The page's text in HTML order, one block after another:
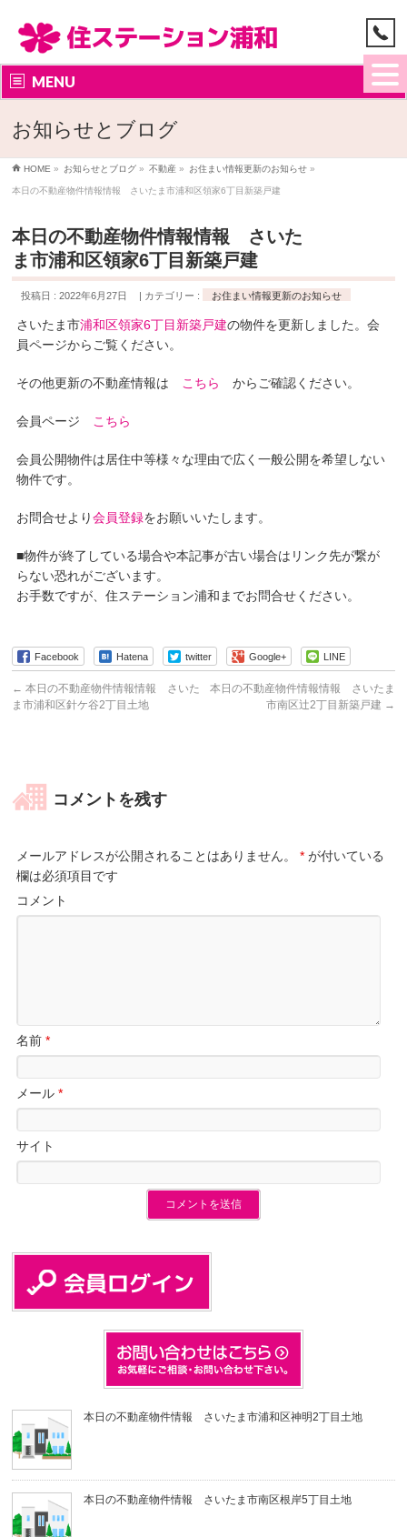
MENU
お知らせとブログ
HOME » お知らせとブログ » 不動産 » お住まい情報更新のお知らせ »
本日の不動産物件情報情報 さいたま市浦和区領家6丁目新築戸建
本日の不動産物件情報情報 さいた
ま市浦和区領家6丁目新築戸建
投稿日 : 2022年6月27日 カテゴリー : お住まい情報更新のお知らせ
さいたま市浦和区領家6丁目新築戸建の物件を更新しました。会
員ページからご覧ください。
その他更新の不動産情報は こちら からご確認ください。
会員ページ こちら
会員公開物件は居住中等様々な理由で広く一般公開を希望しない
物件です。
お問合せより会員登録をお願いいたします。
■物件が終了している場合や本記事が古い場合はリンク先が繋が
らない恐れがございます。
お手数ですが、住ステーション浦和までお問合せください。
Facebook Hatena twitter Google+ LINE
← 本日の不動産物件情報情報 さいた
ま市浦和区針ケ谷2丁目土地
本日の不動産物件情報情報 さいたま
市南区辻2丁目新築戸建 →
コメントを残す
メールアドレスが公開されることはありません。 * が付いている
欄は必須項目です
コメント
名前*
メール*
サイト
本日の不動産物件情報 さいたま市浦和区神明2丁目土地
本日の不動産物件情報 さいたま市南区根岸5丁目土地